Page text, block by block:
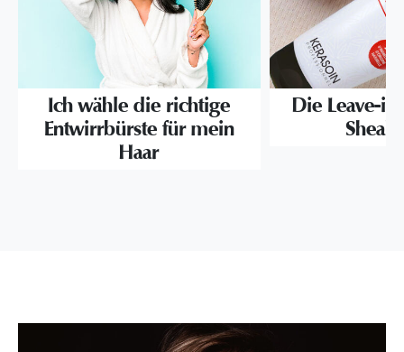
Ich wähle die richtige
Entwirrbürste für mein
Haar
Die Leave-